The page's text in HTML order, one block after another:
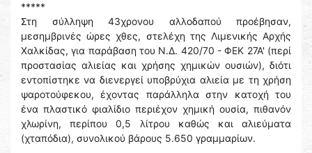
*****
Στη σύλληψη 43χρονου αλλοδαπού προέβησαν,
μεσημβρινές ώρες χθες, στελέχη της Λιμενικής Αρχής
Χαλκίδας, για παράβαση του Ν.Δ. 420/70 - ΦΕΚ 27Α' (περί
προστασίας αλιείας και χρήσης χημικών ουσιών), διότι
εντοπίστηκε να διενεργεί υποβρύχια αλιεία με τη χρήση
ψαροτούφεκου, έχοντας παράλληλα στην κατοχή του
ένα πλαστικό φιαλίδιο περιέχον χημική ουσία, πιθανόν
χλωρίνη, περίπου 0,5 λίτρου καθώς και αλιεύματα
(χταπόδια), συνολικού βάρους 5.650 γραμμαρίων.